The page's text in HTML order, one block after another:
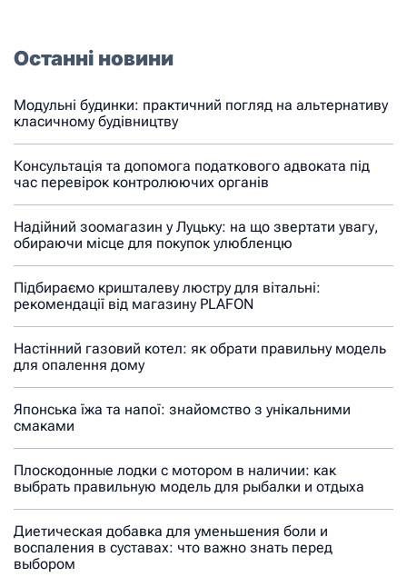
Останні новини
Модульні будинки: практичний погляд на альтернативу
класичному будівництву
Консультація та допомога податкового адвоката під
час перевірок контролюючих органів
Надійний зоомагазин у Луцьку: на що звертати увагу,
обираючи місце для покупок улюбленцю
Підбираємо кришталеву люстру для вітальні:
рекомендації від магазину PLAFON
Настінний газовий котел: як обрати правильну модель
для опалення дому
Японська їжа та напої: знайомство з унікальними
смаками
Плоскодонные лодки с мотором в наличии: как
выбрать правильную модель для рыбалки и отдыха
Диетическая добавка для уменьшения боли и
воспаления в суставах: что важно знать перед
выбором